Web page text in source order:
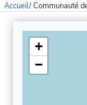
Accueil/Communauté
+
−